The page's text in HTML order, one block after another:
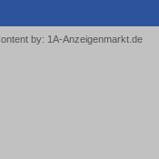
by: 1A-Anzeigenmarkt.de